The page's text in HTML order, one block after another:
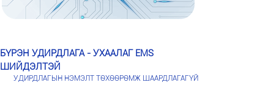
БҮРЭН УДИРДЛАГА - УХААЛАГ EMS
ШИЙДЭЛТЭЙ
УДИРДЛАГЫН НЭМЭЛТ ТӨХӨӨРӨМЖ ШААРДЛАГАГҮЙ